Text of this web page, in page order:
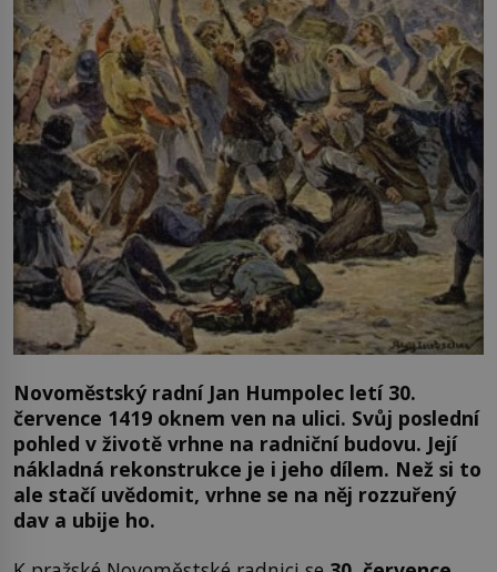
Novoměstský radní Jan Humpolec letí 30.
července 1419 oknem ven na ulici. Svůj poslední
pohled v životě vrhne na radniční budovu. Její
nákladná rekonstrukce je i jeho dílem. Než si to
ale stačí uvědomit, vrhne se na něj rozzuřený
dav a ubije ho.